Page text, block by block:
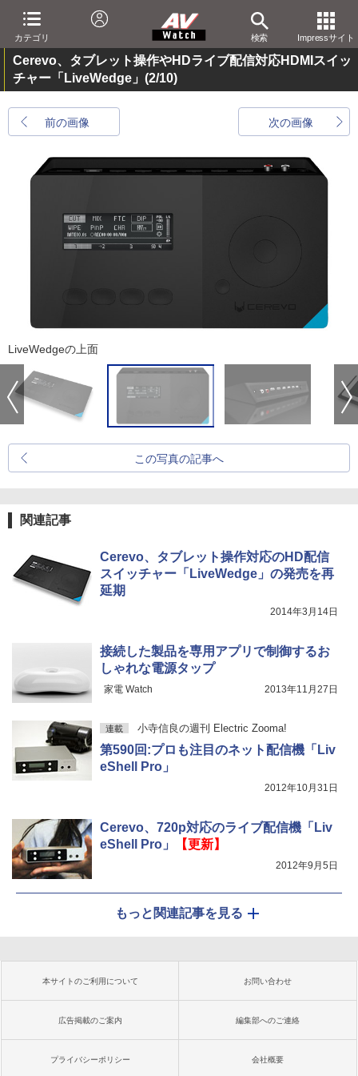
カテゴリ 検索 Impressサイト
Cerevo、タブレット操作やHDライブ配信対応HDMIスイッ
チャー「LiveWedge」 (2/10)
前の画像 次の画像
LiveWedgeの上面
この写真の記事へ
関連記事
Cerevo、タブレット操作対応のHD配信
スイッチャー「LiveWedge」の発売を再
延期
2014年3月14日
接続した製品を専用アプリで制御するお
しゃれな電源タップ
家電 Watch 2013年11月27日
連載 小寺信良の週刊 Electric Zooma!
第590回:プロも注目のネット配信機「Liv
eShell Pro」
2012年10月31日
Cerevo、720p対応のライブ配信機「Liv
eShell Pro」
【更新】
2012年9月5日
もっと関連記事を見る
本サイトのご利用について お問い合わせ
広告掲載のご案内 編集部へのご連絡
プライバシーポリシー 会社概要